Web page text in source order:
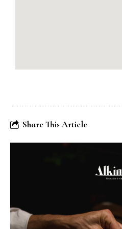
Share This Article